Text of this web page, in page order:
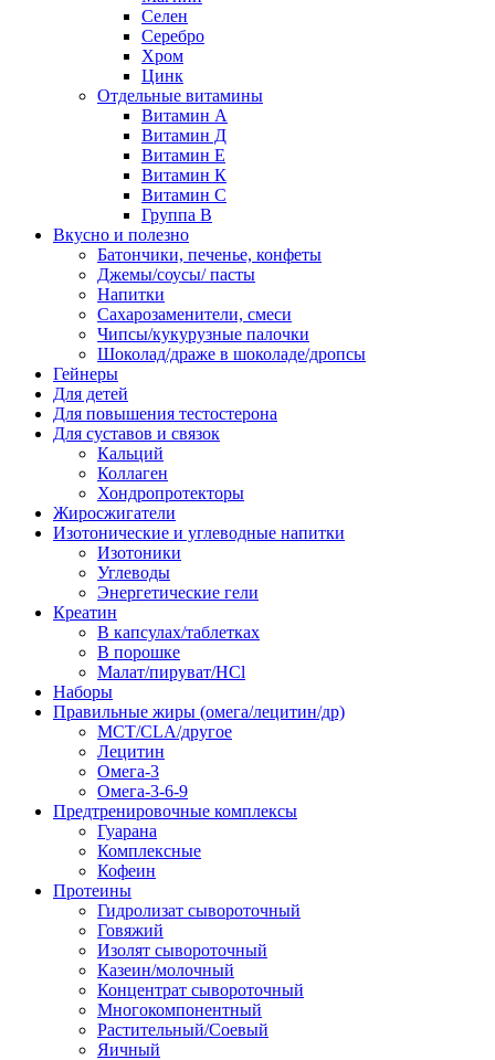
Селен
Серебро
Хром
Цинк
Отдельные витамины
Витамин А
Витамин Д
Витамин Е
Витамин К
Витамин С
Группа В
Вкусно и полезно
Батончики, печенье, конфеты
Джемы/соусы/ пасты
Напитки
Сахарозаменители, смеси
Чипсы/кукурузные палочки
Шоколад/драже в шоколаде/дропсы
Гейнеры
Для детей
Для повышения тестостерона
Для суставов и связок
Кальций
Коллаген
Хондропротекторы
Жиросжигатели
Изотонические и углеводные напитки
Изотоники
Углеводы
Энергетические гели
Креатин
В капсулах/таблетках
В порошке
Малат/пируват/HCl
Наборы
Правильные жиры (омега/лецитин/др)
MCT/CLA/другое
Лецитин
Омега-3
Омега-3-6-9
Предтренировочные комплексы
Гуарана
Комплексные
Кофеин
Протеины
Гидролизат сывороточный
Говяжий
Изолят сывороточный
Казеин/молочный
Концентрат сывороточный
Многокомпонентный
Растительный/Соевый
Яичный